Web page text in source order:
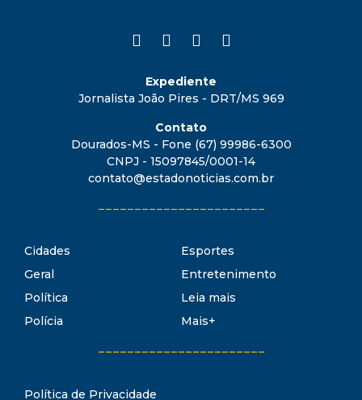
Expediente
Jornalista João Pires - DRT/MS 969
Contato
Dourados-MS - Fone (67) 99986-6300
CNPJ - 15097845/0001-14
contato@estadonoticias.com.br
Cidades
Geral
Política
Polícia
Esportes
Entretenimento
Leia mais
Mais+
Política de Privacidade